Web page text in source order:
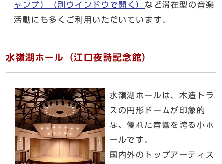
ャンプ）
（別ウインドウで開く） など滞在型の音楽
活動にも多くご利用いただいています。
水嶺湖ホール（江口夜詩記念館）
水嶺湖ホールは、木造トラ
スの円形ドームが印象的
な、優れた音響を誇る小ホ
ールです。
国内外のトップアーティス